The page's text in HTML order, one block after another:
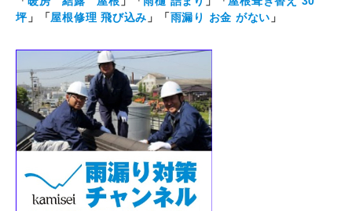
坪」「屋根修理 飛び込み 」「雨漏り お金 がない 」